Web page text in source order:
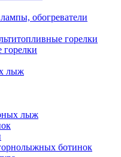
обогреватели
горелки
горелки
лыж
лыж
ботинок